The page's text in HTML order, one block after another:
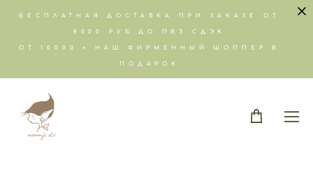
БЕСПЛАТНАЯ ДОСТАВКА ПРИ ЗАКАЗЕ ОТ
8000 РУБ ДО ПВЗ СДЭК
ОТ 10000 + НАШ ФИРМЕННЫЙ ШОППЕР В
ПОДАРОК